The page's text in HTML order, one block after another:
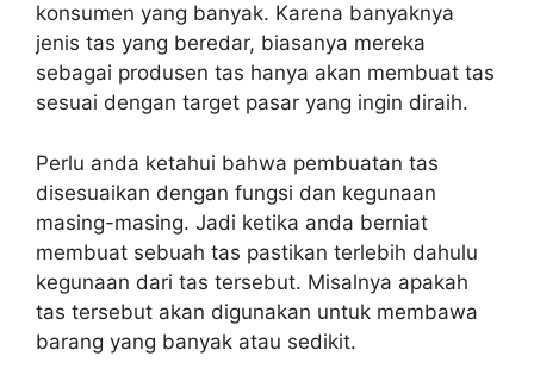
konsumen yang banyak. Karena banyaknya
jenis tas yang beredar, biasanya mereka
sebagai produsen tas hanya akan membuat tas
sesuai dengan target pasar yang ingin diraih.
Perlu anda ketahui bahwa pembuatan tas
disesuaikan dengan fungsi dan kegunaan
masing-masing. Jadi ketika anda berniat
membuat sebuah tas pastikan terlebih dahulu
kegunaan dari tas tersebut. Misalnya apakah
tas tersebut akan digunakan untuk membawa
barang yang banyak atau sedikit.